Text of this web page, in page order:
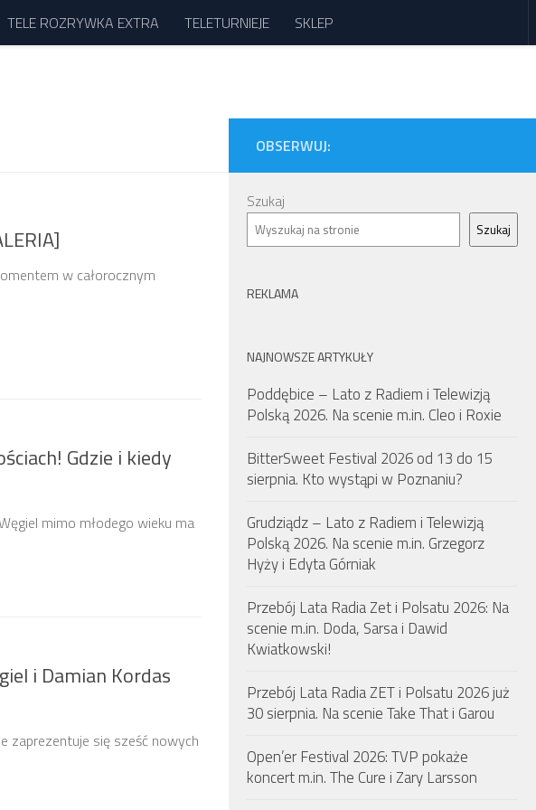
TELE ROZRYWKA EXTRA TELETURNIEJE SKLEP
w całorocznym
Gdzie i kiedy
mimo młodego wieku ma
i Damian Kordas
zaprezentuje się sześć nowych
OBSERWUJ:
Szukaj
Szukaj
REKLAMA
NAJNOWSZE ARTYKUŁY
Poddębice – Lato z Radiem i Telewizją
Polską 2026. Na scenie m.in. Cleo i Roxie
BitterSweet Festival 2026 od 13 do 15
sierpnia. Kto wystąpi w Poznaniu?
Grudziądz – Lato z Radiem i Telewizją
Polską 2026. Na scenie m.in. Grzegorz
Hyży i Edyta Górniak
Przebój Lata Radia Zet i Polsatu 2026: Na
scenie m.in. Doda, Sarsa i Dawid
Kwiatkowski!
Przebój Lata Radia ZET i Polsatu 2026 już
30 sierpnia. Na scenie Take That i Garou
Open’er Festival 2026: TVP pokaże
koncert m.in. The Cure i Zary Larsson